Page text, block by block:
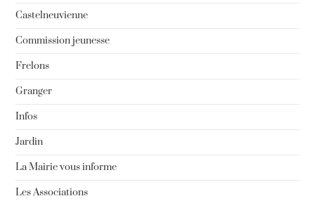
Castelneuvienne
Commission jeunesse
Frelons
Granger
Infos
Jardin
La Mairie vous informe
Les Associations